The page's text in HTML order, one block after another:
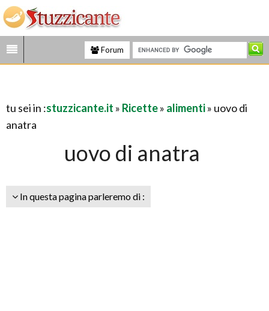
Forum
tu sei in :stuzzicante.it » Ricette» alimenti» uovo di
anatra
uovo di anatra
In questa pagina parleremo di :